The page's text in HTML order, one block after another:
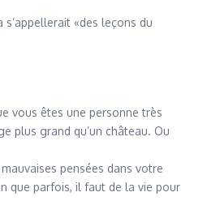
«des leçons du
vous êtes une personne très
plus grand qu’un château. Ou
pensées dans votre
que parfois, il faut de la vie pour